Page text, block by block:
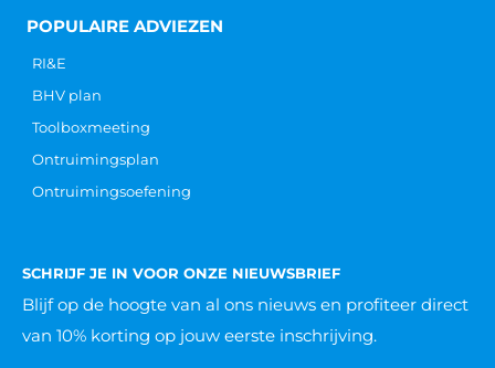
POPULAIRE ADVIEZEN
RI&E
BHV plan
Toolboxmeeting
Ontruimingsplan
Ontruimingsoefening
SCHRIJF JE IN VOOR ONZE NIEUWSBRIEF
Blijf op de hoogte van al ons nieuws en profiteer direct
van 10% korting op jouw eerste inschrijving.